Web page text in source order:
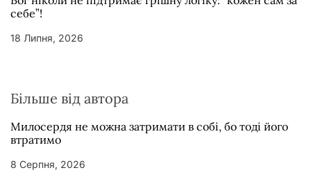
себе”!
18 Липня, 2026
Більше від автора
Милосердя не можна затримати в собі, бо тоді його
втратимо
8 Серпня, 2026